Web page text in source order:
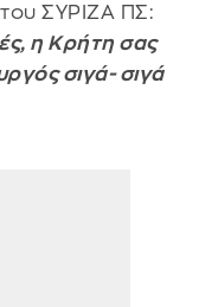
ΣΥΡΙΖΑ ΠΣ:
η Κρήτη σας
σιγά- σιγά